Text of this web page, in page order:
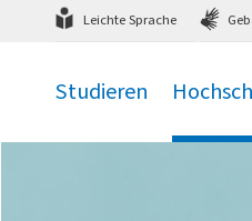
zum Hauptmenü zum
Leichte Sprache
Studieren